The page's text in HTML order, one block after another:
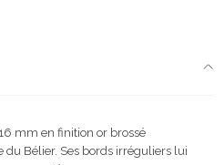
mm en finition or brossé
du Bélier. Ses bords irréguliers lui